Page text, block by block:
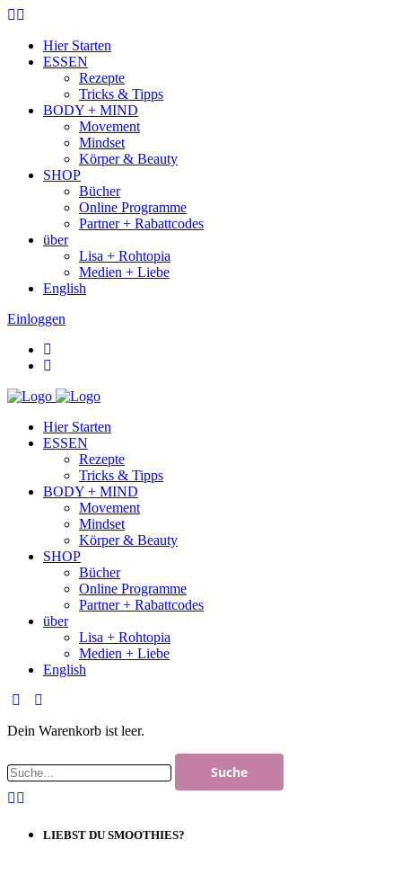
Hier Starten
ESSEN
Rezepte
Tricks & Tipps
BODY + MIND
Movement
Mindset
Körper & Beauty
SHOP
Bücher
Online Programme
Partner + Rabattcodes
über
Lisa + Rohtopia
Medien + Liebe
English
Einloggen
Hier Starten
ESSEN
Rezepte
Tricks & Tipps
BODY + MIND
Movement
Mindset
Körper & Beauty
SHOP
Bücher
Online Programme
Partner + Rabattcodes
über
Lisa + Rohtopia
Medien + Liebe
English
Dein Warenkorb ist leer.
LIEBST DU SMOOTHIES?